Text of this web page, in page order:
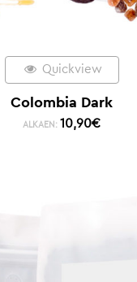
Quickview
Colombia Dark
ALKAEN: 10,90€